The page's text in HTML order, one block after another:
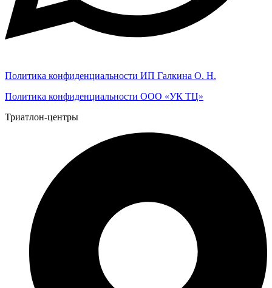
Политика конфиденциальности ИП Галкина О. Н.
Политика конфиденциальности ООО «УК ТЦ»
Триатлон-центры